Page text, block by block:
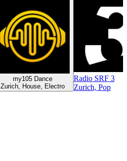
my105 Dance
Zurich, House, Electro
Radio SRF 3
Zurich, Pop